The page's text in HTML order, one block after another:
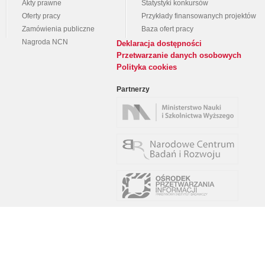
Akty prawne
Oferty pracy
Zamówienia publiczne
Nagroda NCN
Statystyki konkursów
Przykłady finansowanych projektów
Baza ofert pracy
Deklaracja dostępności
Przetwarzanie danych osobowych
Polityka cookies
Partnerzy